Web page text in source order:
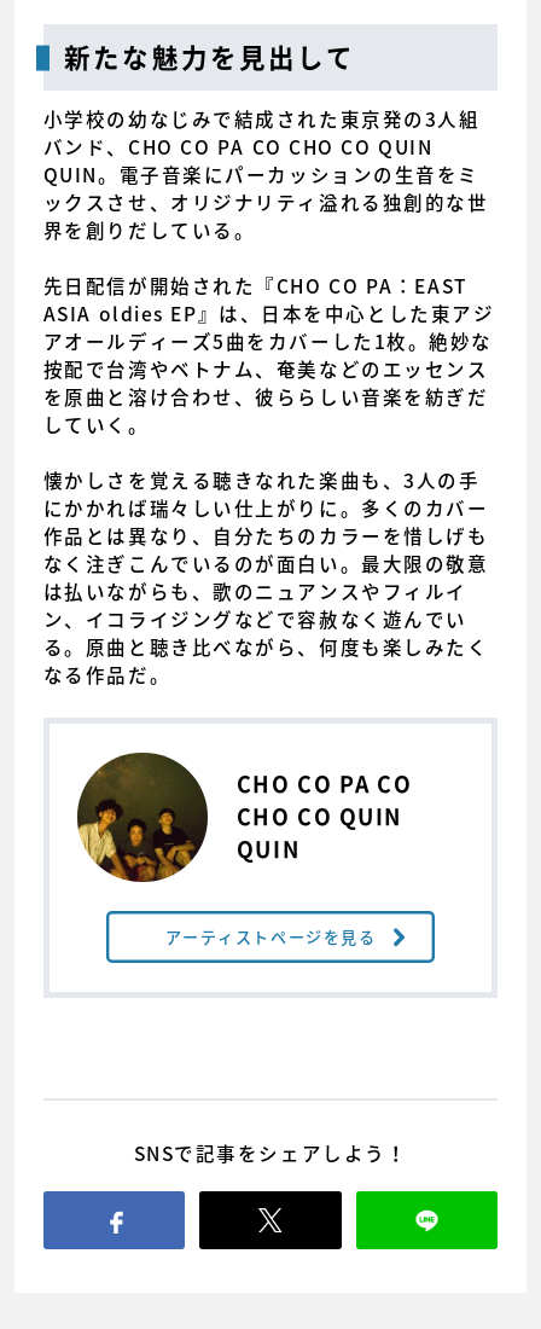
新たな魅力を見出して
小学校の幼なじみで結成された東京発の3人組
バンド、CHO CO PA CO CHO CO QUIN
QUIN。電子音楽にパーカッションの生音をミ
ックスさせ、オリジナリティ溢れる独創的な世
界を創りだしている。
先日配信が開始された『CHO CO PA：EAST
ASIA oldies EP』は、日本を中心とした東アジ
アオールディーズ5曲をカバーした1枚。絶妙な
按配で台湾やベトナム、奄美などのエッセンス
を原曲と溶け合わせ、彼ららしい音楽を紡ぎだ
していく。
懐かしさを覚える聴きなれた楽曲も、3人の手
にかかれば瑞々しい仕上がりに。多くのカバー
作品とは異なり、自分たちのカラーを惜しげも
なく注ぎこんでいるのが面白い。最大限の敬意
は払いながらも、歌のニュアンスやフィルイ
ン、イコライジングなどで容赦なく遊んでい
る。原曲と聴き比べながら、何度も楽しみたく
なる作品だ。
CHO CO PA CO
CHO CO QUIN
QUIN
アーティストページを見る
SNSで記事をシェアしよう！